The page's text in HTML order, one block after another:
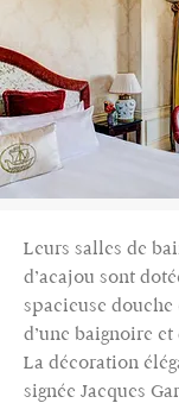
Leurs salles de
d’acajou sont
spacieuse douche
d’une baignoire
La décoration
signée Jacques